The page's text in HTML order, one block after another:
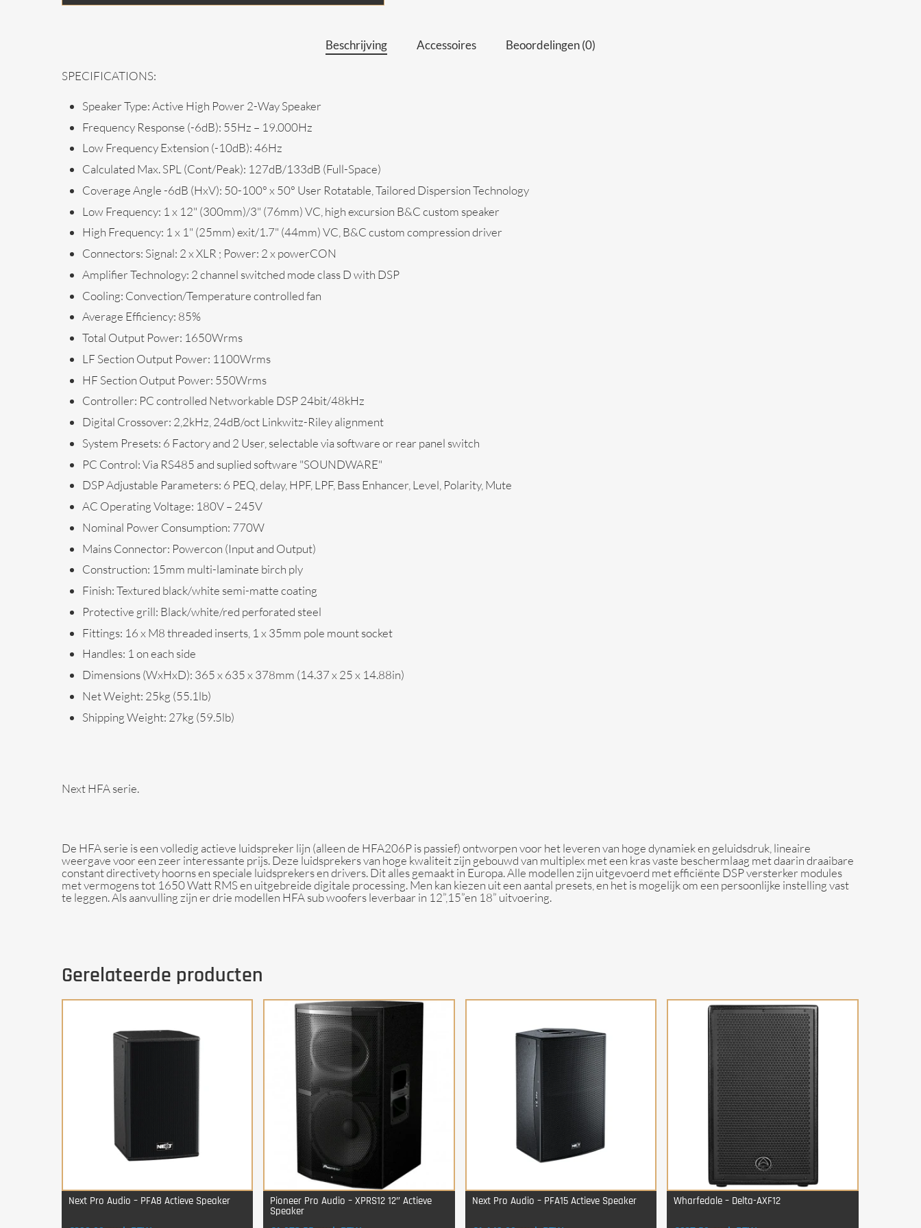
Beschrijving Accessoires Beoordelingen (0)
SPECIFICATIONS:
Speaker Type:Active High Power 2-Way Speaker
Frequency Response (-6dB): 55Hz – 19.000Hz
Low Frequency Extension (-10dB):46Hz
Calculated Max. SPL (Cont/Peak): 127dB/133dB (Full-Space)
Coverage Angle -6dB (HxV): 50-100° x 50° User Rotatable, Tailored Dispersion Technology
Low Frequency: 1 x 12" (300mm)/3" (76mm) VC, high excursion B&C custom speaker
High Frequency: 1 x 1" (25mm) exit/1.7" (44mm) VC, B&C custom compression driver
Connectors: Signal: 2 x XLR ; Power: 2 x powerCON
Amplifier Technology: 2 channel switched mode class D with DSP
Cooling: Convection/Temperature controlled fan
Average Efficiency: 85%
Total Output Power: 1650Wrms
LF Section Output Power: 1100Wrms
HF Section Output Power: 550Wrms
Controller: PC controlled Networkable DSP 24bit/48kHz
Digital Crossover: 2,2kHz, 24dB/oct Linkwitz-Riley alignment
System Presets: 6 Factory and 2 User, selectable via software or rear panel switch
PC Control:Via RS485 and suplied software "SOUNDWARE"
DSP Adjustable Parameters: 6 PEQ, delay, HPF, LPF, Bass Enhancer, Level, Polarity, Mute
AC Operating Voltage: 180V – 245V
Nominal Power Consumption: 770W
Mains Connector: Powercon (Input and Output)
Construction: 15mm multi-laminate birch ply
Finish:Textured black/white semi-matte coating
Protective grill: Black/white/red perforated steel
Fittings: 16 x M8 threaded inserts, 1 x 35mm pole mount socket
Handles: 1 on each side
Dimensions (WxHxD): 365 x 635 x 378mm (14.37 x 25 x 14.88in)
Net Weight: 25kg (55.1lb)
Shipping Weight: 27kg (59.5lb)
Next HFA serie.
De HFA serie is een volledig actieve luidspreker lijn (alleen de HFA206P is passief) ontworpen voor het leveren van hoge dynamiek en geluidsdruk, lineaire
weergave voor een zeer interessante prijs. Deze luidsprekers van hoge kwaliteit zijn gebouwd van multiplex met een kras vaste beschermlaag met daarin draaibare
constant directivety hoorns en speciale luidsprekers en drivers. Dit alles gemaakt in Europa. Alle modellen zijn uitgevoerd met efficiënte DSP versterker modules
met vermogens tot 1650 Watt RMS en uitgebreide digitale processing. Men kan kiezen uit een aantal presets, en het is mogelijk om een persoonlijke instelling vast
te leggen. Als aanvulling zijn er drie modellen HFA sub woofers leverbaar in 12”,15”en 18” uitvoering.
Gerelateerde producten
Next Pro Audio – PFA8 Actieve Speaker Pioneer Pro Audio – XPRS12 12″ Actieve
Speaker
Next Pro Audio – PFA15 Actieve Speaker Wharfedale – Delta-AXF12